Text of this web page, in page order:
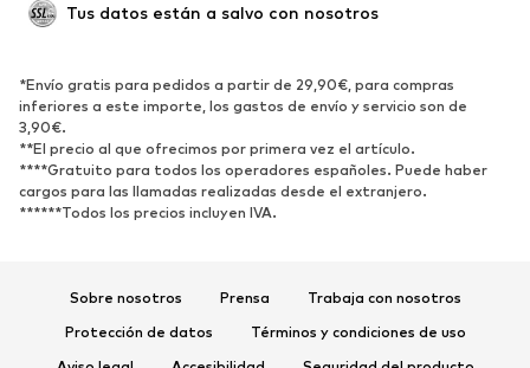
Nuevo
Tendencia
Zapatos bajos
Zapatos deportivos
Zapatos abiertos
DEPORTE
Ropa deportiva
Disciplinas deportivas
Complementos deportivos
COMPLEMENTOS
Tus datos están a salvo con nosotros
*Envío gratis para pedidos a partir de 29,90€, para compras
inferiores a este importe, los gastos de envío y servicio son de
3,90€.
**El precio al que ofrecimos por primera vez el artículo.
****Gratuito para todos los operadores españoles. Puede haber
cargos para las llamadas realizadas desde el extranjero.
******Todos los precios incluyen IVA.
Sobre nosotros Prensa
Trabaja con nosotros
Protección de datos
Términos y condiciones de uso